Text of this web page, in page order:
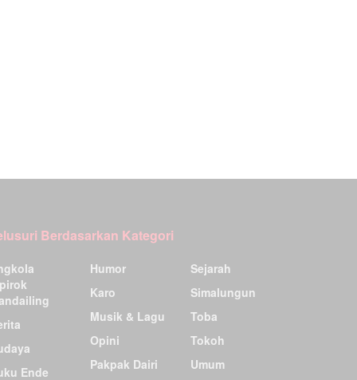
Berdasarkan Kategori
Ende
Humor
Karo
Musik & Lagu
Opini
Pakpak Dairi
Sejarah
Simalungun
Toba
Tokoh
Umum